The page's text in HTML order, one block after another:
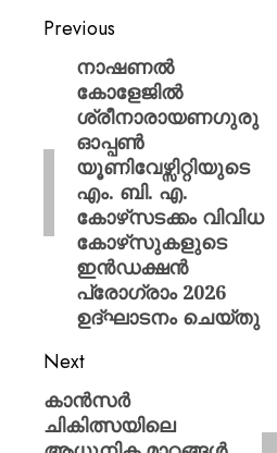
Previous
നാഷണൽ
കോളേജിൽ
ശ്രീനാരായണഗുരു
ഓപ്പൺ
യൂണിവേഴ്സിറ്റിയുടെ
എം. ബി. എ.
കോഴ്‌സടക്കം വിവിധ
കോഴ്‌സുകളുടെ
ഇൻഡക്ഷൻ
പ്രോഗ്രാം 2026
ഉദ്ഘാടനം ചെയ്തു
Next
കാൻസർ
ചികിത്സയിലെ